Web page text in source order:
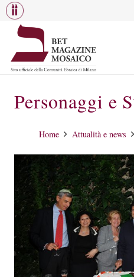
Personaggi e
Home Attualità e news